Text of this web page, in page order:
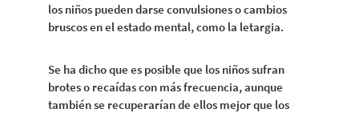
los niños pueden darse convulsiones o cambios
bruscos en el estado mental, como la letargia.
Se ha dicho que es posible que los niños sufran
brotes o recaídas con más frecuencia, aunque
también se recuperarían de ellos mejor que los